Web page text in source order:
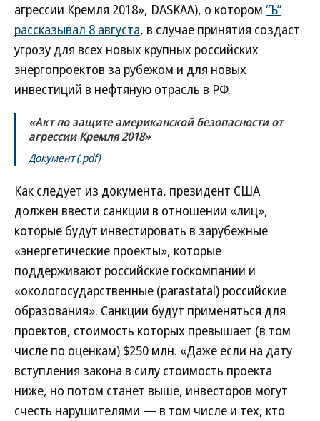
агрессии Кремля 2018», DASKAA), о котором “Ъ”
рассказывал 8 августа, в случае принятия создаст
угрозу для всех новых крупных российских
энергопроектов за рубежом и для новых
инвестиций в нефтяную отрасль в РФ.
«Акт по защите американской безопасности от
агрессии Кремля 2018»
Документ (.pdf)
Как следует из документа, президент США
должен ввести санкции в отношении «лиц»,
которые будут инвестировать в зарубежные
«энергетические проекты», которые
поддерживают российские госкомпании и
«окологосударственные (parastatal) российские
образования». Санкции будут применяться для
проектов, стоимость которых превышает (в том
числе по оценкам) $250 млн. «Даже если на дату
вступления закона в силу стоимость проекта
ниже, но потом станет выше, инвесторов могут
счесть нарушителями — в том числе и тех, кто